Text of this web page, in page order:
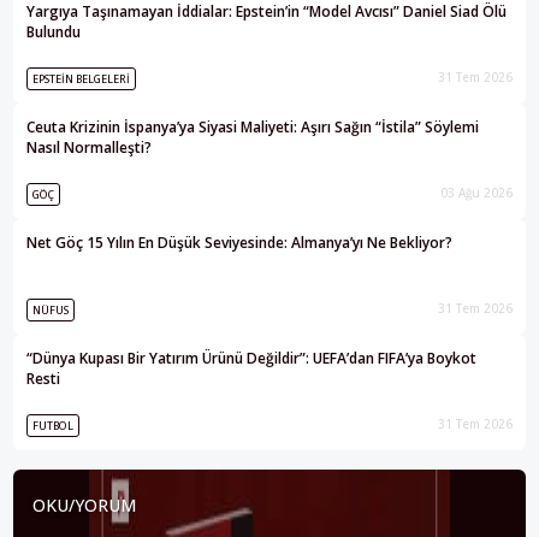
Yargıya Taşınamayan İddialar: Epstein’in “Model Avcısı” Daniel Siad Ölü
Bulundu
EPSTEIN BELGELERI 31 Tem 2026
Ceuta Krizinin İspanya’ya Siyasi Maliyeti: Aşırı Sağın “İstila” Söylemi
Nasıl Normalleşti?
GÖÇ 03 Ağu 2026
Net Göç 15 Yılın En Düşük Seviyesinde: Almanya’yı Ne Bekliyor?
NÜFUS 31 Tem 2026
“Dünya Kupası Bir Yatırım Ürünü Değildir”: UEFA’dan FIFA’ya Boykot
Resti
FUTBOL 31 Tem 2026
OKU/YORUM